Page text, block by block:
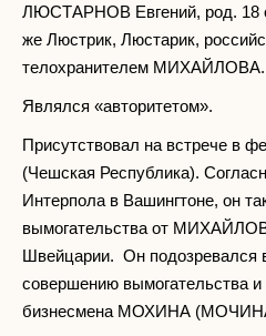
ЛЮСТАРНОВ Евгений, род. 18
же Люстрик, Люстарик,
телохранителем МИХАЙЛОВА.
Являлся «авторитетом».
Присутствовал на встрече в
(Чешская Республика).
Интерпола в Вашингтоне, он
вымогательства от
Швейцарии. Он подозревался
совершению вымогательства и
бизнесмена МОХИНА